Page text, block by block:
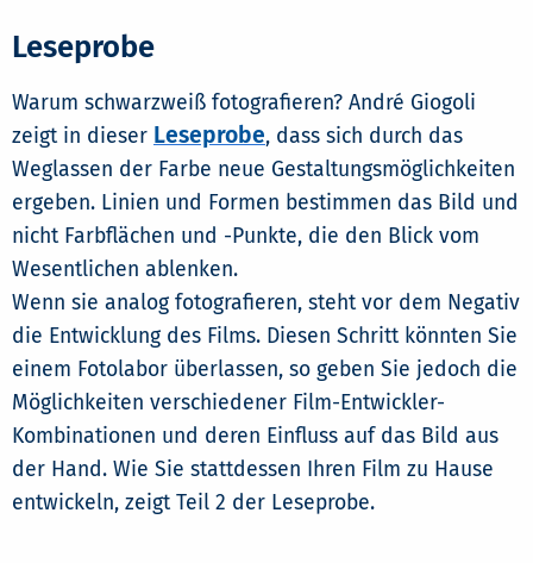
Leseprobe
Warum schwarzweiß fotografieren? André Giogoli
zeigt in dieser Leseprobe, dass sich durch das
Weglassen der Farbe neue Gestaltungsmöglichkeiten
ergeben. Linien und Formen bestimmen das Bild und
nicht Farbflächen und -Punkte, die den Blick vom
Wesentlichen ablenken.
Wenn sie analog fotografieren, steht vor dem Negativ
die Entwicklung des Films. Diesen Schritt könnten Sie
einem Fotolabor überlassen, so geben Sie jedoch die
Möglichkeiten verschiedener Film-Entwickler-
Kombinationen und deren Einfluss auf das Bild aus
der Hand. Wie Sie stattdessen Ihren Film zu Hause
entwickeln, zeigt Teil 2 der Leseprobe.